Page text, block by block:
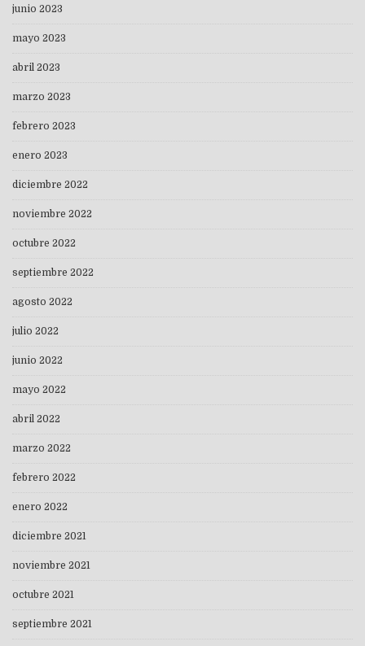
junio 2023
mayo 2023
abril 2023
marzo 2023
febrero 2023
enero 2023
diciembre 2022
noviembre 2022
octubre 2022
septiembre 2022
agosto 2022
julio 2022
junio 2022
mayo 2022
abril 2022
marzo 2022
febrero 2022
enero 2022
diciembre 2021
noviembre 2021
octubre 2021
septiembre 2021